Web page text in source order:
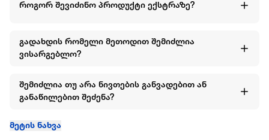
როგორ შევიძინო პროდუქტი ექსტრაზე?
გადახდის რომელი მეთოდით შემიძლია
ვისარგებლო?
შემიძლია თუ არა ნივთების განვადებით ან
განაწილებით შეძენა?
მეტის ნახვა